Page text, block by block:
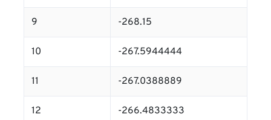
9 -268.15
10 -267.5944444
11 -267.0388889
12 -266.4833333